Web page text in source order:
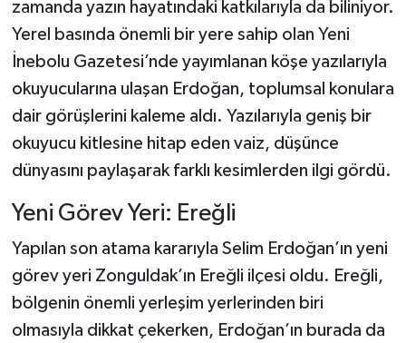
zamanda yazın hayatındaki katkılarıyla da biliniyor.
Yerel basında önemli bir yere sahip olan Yeni
İnebolu Gazetesi’nde yayımlanan köşe yazılarıyla
okuyucularına ulaşan Erdoğan, toplumsal konulara
dair görüşlerini kaleme aldı. Yazılarıyla geniş bir
okuyucu kitlesine hitap eden vaiz, düşünce
dünyasını paylaşarak farklı kesimlerden ilgi gördü.
Yeni Görev Yeri: Ereğli
Yapılan son atama kararıyla Selim Erdoğan’ın yeni
görev yeri Zonguldak’ın Ereğli ilçesi oldu. Ereğli,
bölgenin önemli yerleşim yerlerinden biri
olmasıyla dikkat çekerken, Erdoğan’ın burada da
Siyaset Haberleri
Dünya Haberleri
Yerel Haberler
Haber Arşivi